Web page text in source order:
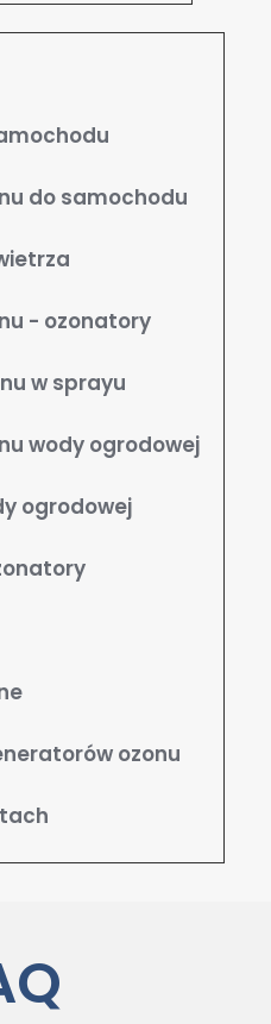
do samochodu
- ozonatory
w sprayu
wody ogrodowej
ogrodowej
ozonu